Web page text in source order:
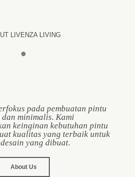
LIVENZA LIVING
●
pada pembuatan pintu
dan minimalis. Kami
keinginan kebutuhan pintu
kualitas yang terbaik untuk
yang dibuat.
About Us